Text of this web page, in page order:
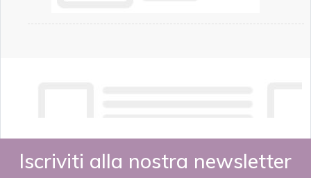
Iscriviti alla nostra newsletter